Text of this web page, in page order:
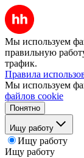
Мы используем
правильную
трафик.
Правила
Мы используем
файлов cookie
Понятно
Ищу работу
Ищу работу
Ищу работу